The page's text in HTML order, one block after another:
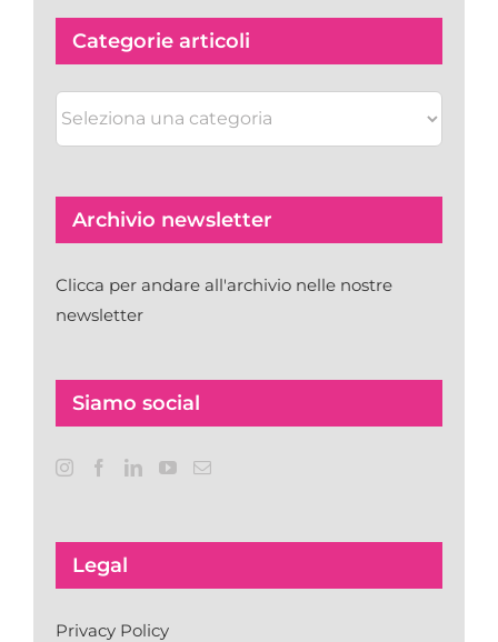
Categorie articoli
Archivio newsletter
Clicca per andare all'archivio nelle nostre
newsletter
Siamo social
Legal
Privacy Policy